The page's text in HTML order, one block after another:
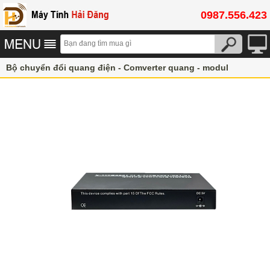
0987.556.423
Bộ chuyển đổi quang điện - Comverter quang - modul